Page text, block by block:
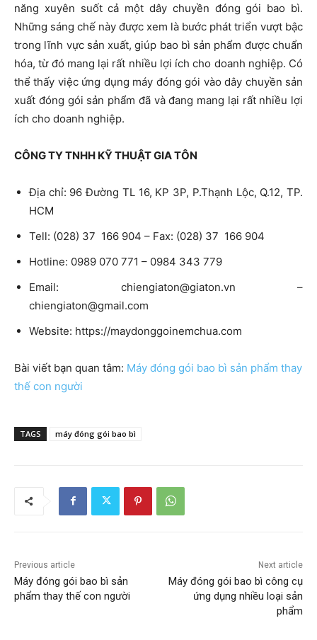
năng xuyên suốt cả một dây chuyền đóng gói bao bì.
Những sáng chế này được xem là bước phát triển vượt bậc
trong lĩnh vực sản xuất, giúp bao bì sản phẩm được chuẩn
hóa, từ đó mang lại rất nhiều lợi ích cho doanh nghiệp. Có
thể thấy việc ứng dụng máy đóng gói vào dây chuyền sản
xuất đóng gói sản phẩm đã và đang mang lại rất nhiều lợi
ích cho doanh nghiệp.
CÔNG TY TNHH KỸ THUẬT GIA TÔN
Địa chỉ: 96 Đường TL 16, KP 3P, P.Thạnh Lộc, Q.12, TP.
HCM
Tell: (028) 37 166 904 – Fax: (028) 37 166 904
Hotline: 0989 070 771 – 0984 343 779
Email: chiengiaton@giaton.vn –
chiengiaton@gmail.com
Website: https://maydonggoinemchua.com
Bài viết bạn quan tâm: Máy đóng gói bao bì sản phẩm thay
thế con người
TAGS máy đóng gói bao bì
Previous article
Máy đóng gói bao bì sản
phẩm thay thế con người
Next article
Máy đóng gói bao bì công cụ
ứng dụng nhiều loại sản
phẩm